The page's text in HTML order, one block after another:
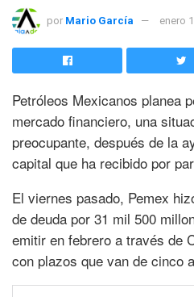
por Mario García enero
Petróleos Mexicanos planea
mercado financiero, una
preocupante, después de la
capital que ha recibido por
El viernes pasado, Pemex
de deuda por 31 mil 500
emitir en febrero a través de
con plazos que van de cinco